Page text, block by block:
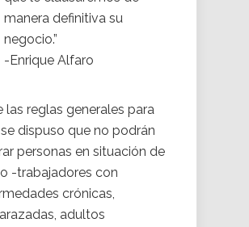
manera definitiva su
negocio.”
-Enrique Alfaro
las reglas generales para
dispuso que no podrán
personas en situación de
-trabajadores con
crónicas,
adultos